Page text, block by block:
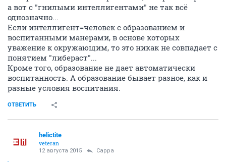
а вот с "гнилыми интеллигентами" не так всё
однозначно...
Если интеллигент=человек с образованием и
воспитанными манерами, в основе которых
уважение к окружающим, то это никак не совпадает с
понятием "либераст"...
Кроме того, образование не дает автоматически
воспитанность. А образование бывает разное, как и
разные условия воспитания.
ОТВЕТИТЬ
helictite
veteran
12 августа 2015 Сарра